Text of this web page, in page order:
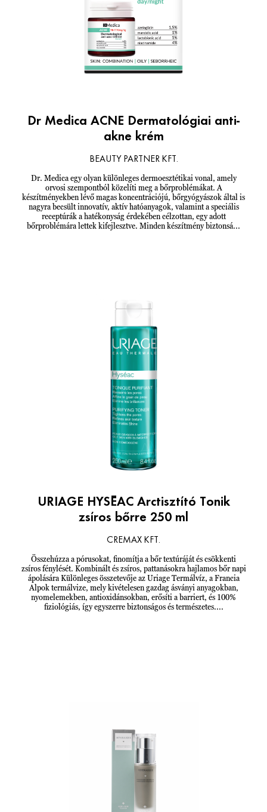
Dr Medica ACNE Dermatológiai anti-
akne krém
BEAUTY PARTNER KFT.
Dr. Medica egy olyan különleges dermoesztétikai vonal, amely
orvosi szempontból közelíti meg a bőrproblémákat. A
készítményekben lévő magas koncentrációjú, bőrgyógyászok által is
nagyra becsült innovatív, aktív hatóanyagok, valamint a speciális
receptúrák a hatékonyság érdekében célzottan, egy adott
bőrproblémára lettek kifejlesztve. Minden készítmény biztonsá...
URIAGE HYSÉAC Arctisztító Tonik
zsíros bőrre 250 ml
CREMAX KFT.
Összehúzza a pórusokat, finomítja a bőr textúráját és csökkenti
zsíros fénylését. Kombinált és zsíros, pattanásokra hajlamos bőr napi
ápolására Különleges összetevője az Uriage Termálvíz, a Francia
Alpok termálvize, mely kivételesen gazdag ásványi anyagokban,
nyomelemekben, antioxidánsokban, erősíti a barriert, és 100%
fiziológiás, így egyszerre biztonságos és természetes....